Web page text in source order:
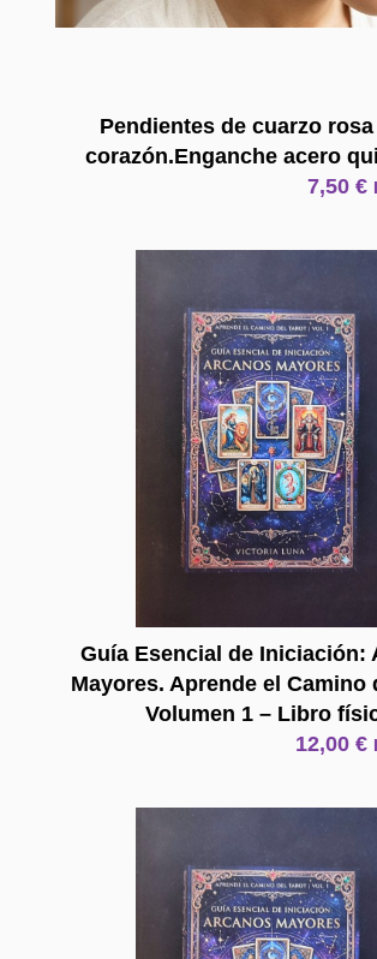
Pendientes de cuarzo
corazón.Enganche acero
7,50€
Guía Esencial de Iniciación:
Mayores. Aprende el Camino
Volumen 1 – Libro
12,00€